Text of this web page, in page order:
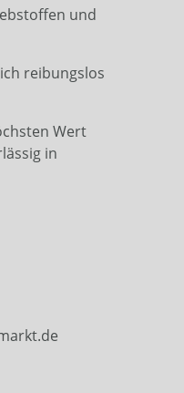
und
reibungslos
Wert
in